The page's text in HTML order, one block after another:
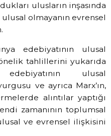
ulusların inşasında
olmayanın evrensel
edebiyatının ulusal
tahlillerini yukarıda
ulusal
ve ayrıca Marx’ın,
alıntılar yaptığı
zamanının toplumsal
ve evrensel ilişkisini